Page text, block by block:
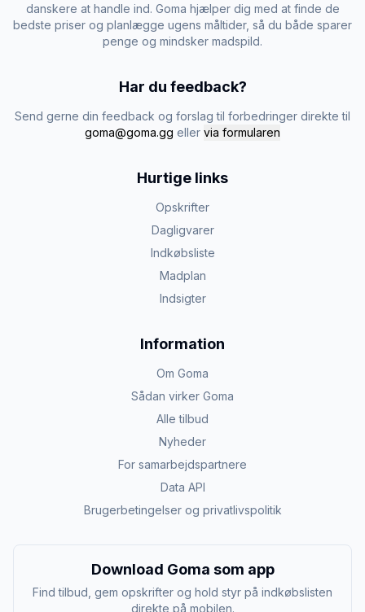
danskere at handle ind. Goma hjælper dig med at finde de
bedste priser og planlægge ugens måltider, så du både sparer
penge og mindsker madspild.
Har du feedback?
Send gerne din feedback og forslag til forbedringer direkte til
goma@goma.gg eller via formularen
Hurtige links
Opskrifter
Dagligvarer
Indkøbsliste
Madplan
Indsigter
Information
Om Goma
Sådan virker Goma
Alle tilbud
Nyheder
For samarbejdspartnere
Data API
Brugerbetingelser og privatlivspolitik
Download Goma som app
Find tilbud, gem opskrifter og hold styr på indkøbslisten
direkte på mobilen.